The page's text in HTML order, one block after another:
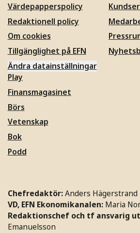
Värdepapperspolicy
Redaktionell policy
Om cookies
Tillgänglighet på EFN
Ändra datainställningar
Play
Finansmagasinet
Börs
Vetenskap
Bok
Podd
Chefredaktör:Anders Hägerstrand
VD, EFN Ekonomikanalen: Maria
Redaktionschef och tf ansvarig
Emanuelsson